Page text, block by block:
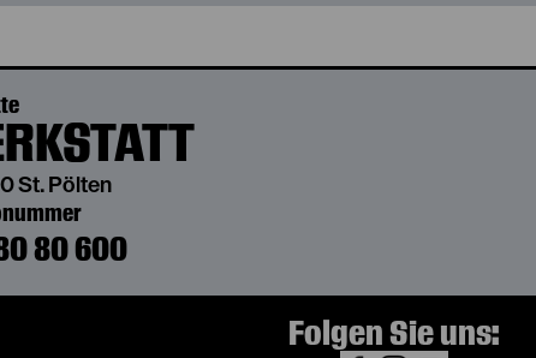
St. Pölten
80 600
Folgen Sie uns: